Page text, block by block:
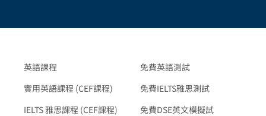
英語課程
實用英語課程 (CEF課程)
IELTS 雅思課程 (CEF課程)
免費英語測試
免費IELTS雅思測試
免費DSE英文模擬試